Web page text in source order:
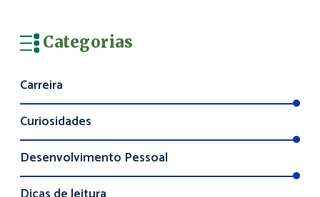
Categorias
Carreira
Curiosidades
Desenvolvimento Pessoal